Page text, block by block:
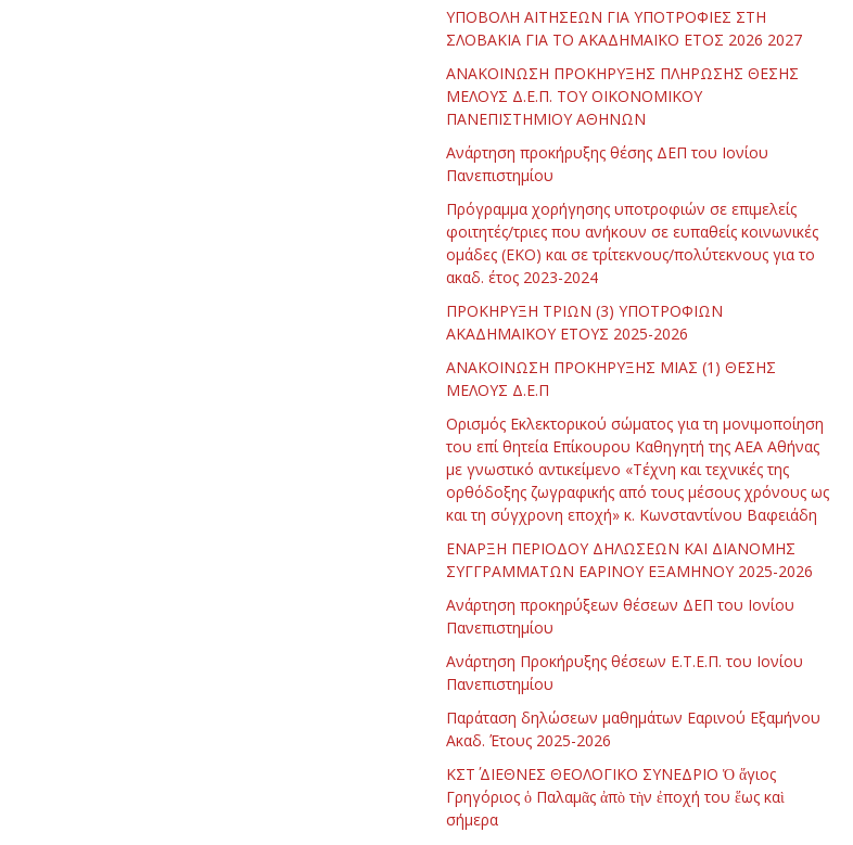
ΥΠΟΒΟΛΗ ΑΙΤΗΣΕΩΝ ΓΙΑ ΥΠΟΤΡΟΦΙΕΣ ΣΤΗ
ΣΛΟΒΑΚΙΑ ΓΙΑ ΤΟ ΑΚΑΔΗΜΑΪΚΟ ΕΤΟΣ 2026 2027
ΑΝΑΚΟΙΝΩΣΗ ΠΡΟΚΗΡΥΞΗΣ ΠΛΗΡΩΣΗΣ ΘΕΣΗΣ
ΜΕΛΟΥΣ Δ.Ε.Π. ΤΟΥ ΟΙΚΟΝΟΜΙΚΟΥ
ΠΑΝΕΠΙΣΤΗΜΙΟΥ ΑΘΗΝΩΝ
Ανάρτηση προκήρυξης θέσης ΔΕΠ του Ιονίου
Πανεπιστημίου
Πρόγραμμα χορήγησης υποτροφιών σε επιμελείς
φοιτητές/τριες που ανήκουν σε ευπαθείς κοινωνικές
ομάδες (ΕΚΟ) και σε τρίτεκνους/πολύτεκνους για το
ακαδ. έτος 2023-2024
ΠΡΟΚΗΡΥΞΗ ΤΡΙΩΝ (3) ΥΠΟΤΡΟΦΙΩΝ
ΑΚΑΔΗΜΑΪΚΟΥ ΕΤΟΥΣ 2025-2026
ΑΝΑΚΟΙΝΩΣΗ ΠΡΟΚΗΡΥΞΗΣ ΜΙΑΣ (1) ΘΕΣΗΣ
ΜΕΛΟΥΣ Δ.Ε.Π
Ορισμός Εκλεκτορικού σώματος για τη μονιμοποίηση
του επί θητεία Επίκουρου Καθηγητή της ΑΕΑ Αθήνας
με γνωστικό αντικείμενο «Τέχνη και τεχνικές της
ορθόδοξης ζωγραφικής από τους μέσους χρόνους ως
και τη σύγχρονη εποχή» κ. Κωνσταντίνου Βαφειάδη
ΕΝΑΡΞΗ ΠΕΡΙΟΔΟΥ ΔΗΛΩΣΕΩΝ ΚΑΙ ΔΙΑΝΟΜΗΣ
ΣΥΓΓΡΑΜΜΑΤΩΝ ΕΑΡΙΝΟΥ ΕΞΑΜΗΝΟΥ 2025-2026
Ανάρτηση προκηρύξεων θέσεων ΔΕΠ του Ιονίου
Πανεπιστημίου
Ανάρτηση Προκήρυξης θέσεων Ε.Τ.Ε.Π. του Ιονίου
Πανεπιστημίου
Παράταση δηλώσεων μαθημάτων Εαρινού Εξαμήνου
Ακαδ. Έτους 2025-2026
ΚΣΤ΄ ΔΙΕΘΝΕΣ ΘΕΟΛΟΓΙΚΟ ΣΥΝΕΔΡΙΟ Ὁ ἅγιος
Γρηγόριος ὁ Παλαμᾶς ἀπὸ τὴν ἐποχή του ἕως καὶ
σήμερα